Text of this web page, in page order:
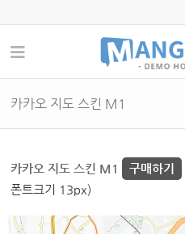
카카오 지도 스킨 M1
카카오 지도 스킨 M1 구매하기
폰트크기 13px)